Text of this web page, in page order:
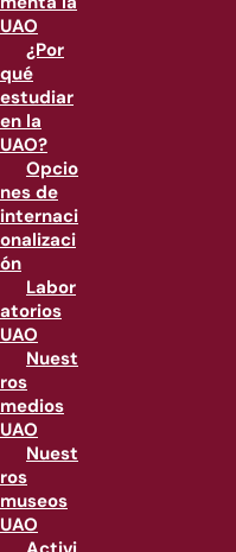
UAO
¿Por
qué
estudiar
en la
UAO?
Opcio
nes de
internaci
onalizaci
ón
Labor
atorios
UAO
Nuest
ros
medios
UAO
Nuest
ros
museos
UAO